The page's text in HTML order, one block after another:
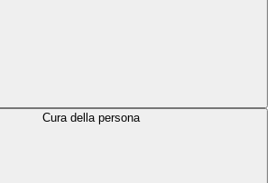
Cura della persona